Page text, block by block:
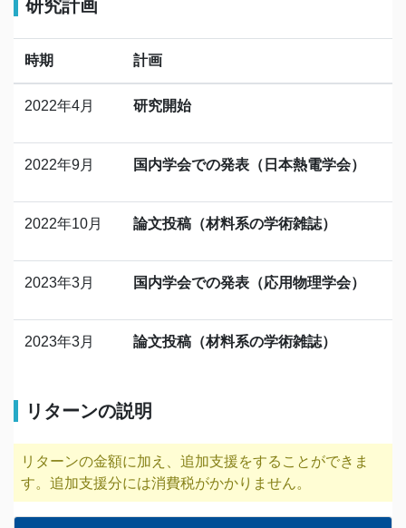
研究計画
時期 計画
2022年4月 研究開始
2022年9月 国内学会での発表（日本熱電学会）
2022年10月 論文投稿（材料系の学術雑誌）
2023年3月 国内学会での発表（応用物理学会）
2023年3月 論文投稿（材料系の学術雑誌）
リターンの説明
リターンの金額に加え、追加支援をすることができま
す。追加支援分には消費税がかかりません。